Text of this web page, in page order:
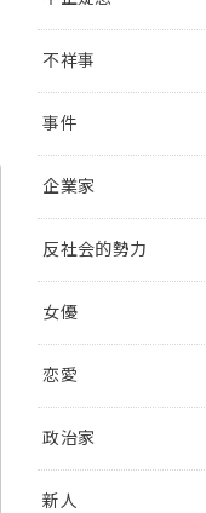
不祥事
事件
企業家
反社会的勢力
女優
恋愛
政治家
新人